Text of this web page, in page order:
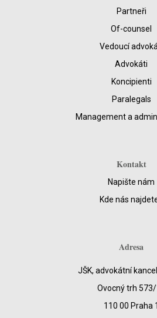
Partneři
Of-counsel
Vedoucí
Advokáti
Koncipienti
Paralegals
Management a
Kontakt
Napište nám
Kde nás
Adresa
JŠK, advokátní
Ovocný trh
110 00 Praha 1